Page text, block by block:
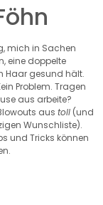
mich in Sachen
eine doppelte
Haar gesund hält.
Problem. Tragen
aus arbeite?
aus toll (und
Wunschliste).
und Tricks können